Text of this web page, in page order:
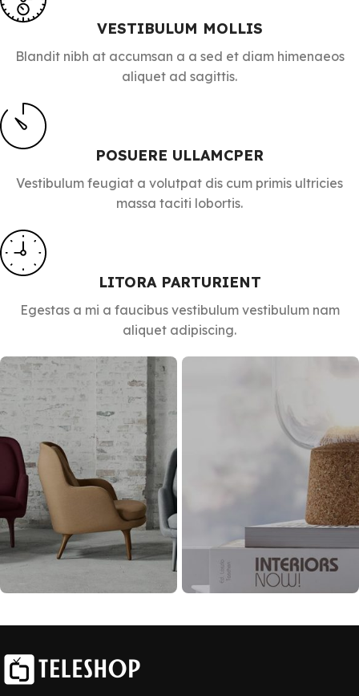
VESTIBULUM MOLLIS
Blandit nibh at accumsan a a sed et diam himenaeos
aliquet ad sagittis.
POSUERE ULLAMCPER
Vestibulum feugiat a volutpat dis cum primis ultricies
massa taciti lobortis.
LITORA PARTURIENT
Egestas a mi a faucibus vestibulum vestibulum nam
aliquet adipiscing.